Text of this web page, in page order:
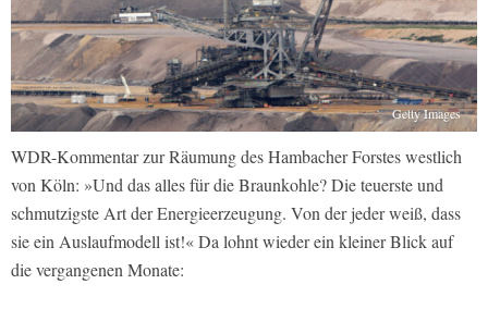
Getty Images
WDR-Kommentar zur Räumung des Hambacher Forstes westlich
von Köln: »Und das alles für die Braunkohle? Die teuerste und
schmutzigste Art der Energieerzeugung. Von der jeder weiß, dass
sie ein Auslaufmodell ist!« Da lohnt wieder ein kleiner Blick auf
die vergangenen Monate: